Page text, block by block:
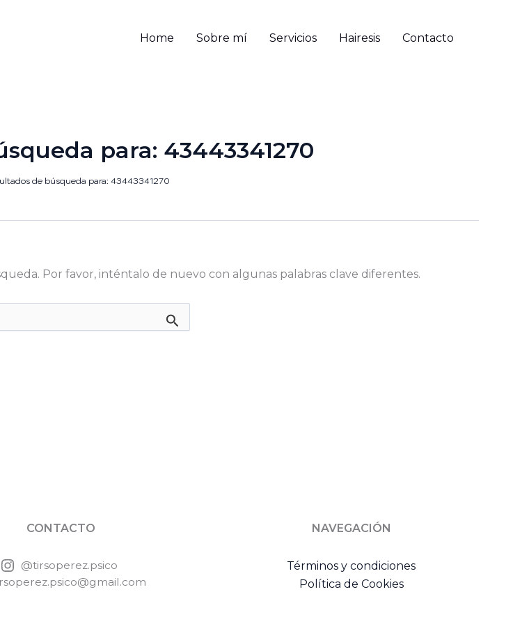
Home Sobre mí Servicios Hairesis Contacto
para: 43443341270
de búsqueda para: 43443341270
Por favor, inténtalo de nuevo con algunas palabras clave diferentes.
CONTACTO
@tirsoperez.psico
NAVEGACIÓN
Términos y condiciones
Política de Cookies